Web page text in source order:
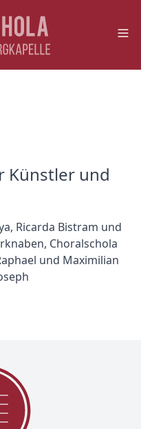
Künstler und
Ricarda Bistram und
Choralschola
und Maximilian